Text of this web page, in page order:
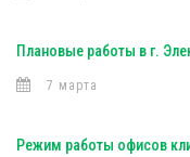
Плановые работы в г.
7 марта
Режим работы офисов